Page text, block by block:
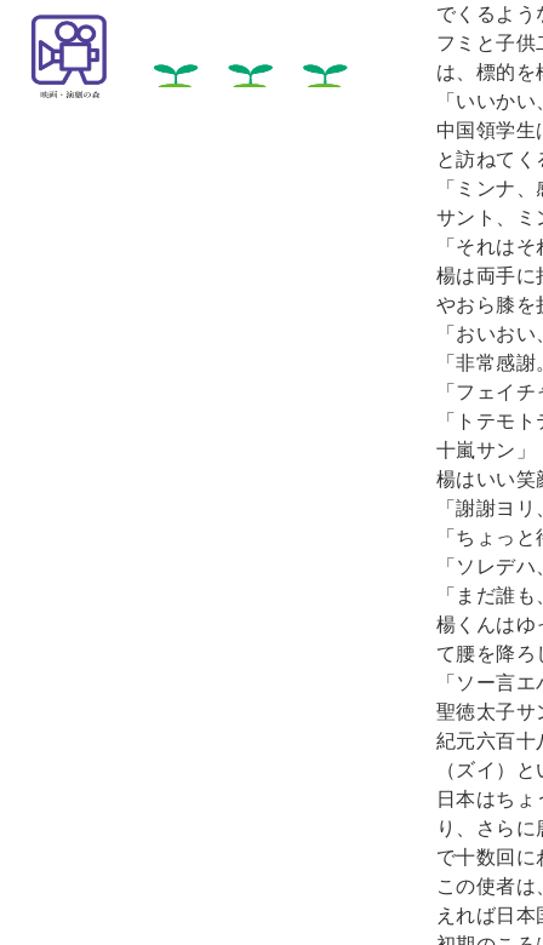
でくるよ
フミと子
は、標的を
「いいか
中国領学
と訪ねて
「ミンナ
サント、ミ
「それは
楊は両手に
やおら膝を
「おいお
「非常感
「フェイ
「トテモ
十嵐サン」
楊はいい笑
「謝謝ヨ
「ちょっ
「ソレデ
「まだ誰
楊くんはゆ
て腰を降ろ
「ソー言
聖徳太子サ
紀元六百十
（ズイ）
日本はち
り、さら
で十数回に
この使者
えれば日